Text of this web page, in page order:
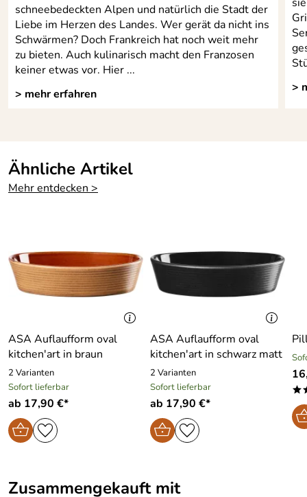
schneebedeckten Alpen und natürlich die Stadt der
Liebe im Herzen des Landes. Wer gerät da nicht ins
Schwärmen? Doch Frankreich hat noch weit mehr
zu bieten. Auch kulinarisch macht den Franzosen
keiner etwas vor. Hier ...
> mehr erfahren
>
Ähnliche Artikel
Mehr entdecken >
ASA Auflaufform oval
kitchen′art in braun
2 Varianten
Sofort lieferbar
ab 17,90 €*
ASA Auflaufform oval
kitchen′art in schwarz matt
2 Varianten
Sofort lieferbar
ab 17,90 €*
Zusammengekauft mit